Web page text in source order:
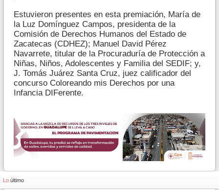
Estuvieron presentes en esta premiación, María de
la Luz Domínguez Campos, presidenta de la
Comisión de Derechos Humanos del Estado de
Zacatecas (CDHEZ); Manuel David Pérez
Navarrete, titular de la Procuraduría de Protección a
Niñas, Niños, Adolescentes y Familia del SEDIF; y,
J. Tomás Juárez Santa Cruz, juez calificador del
concurso Coloreando mis Derechos por una
Infancia DIFerente.
Lo último